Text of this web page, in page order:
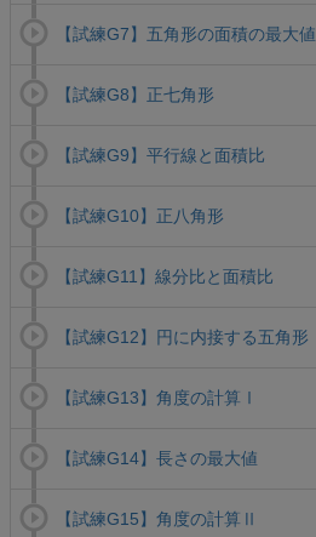
【試練G7】五角形の面積の最大値
【試練G8】正七角形
【試練G9】平行線と面積比
【試練G10】正八角形
【試練G11】線分比と面積比
【試練G12】円に内接する五角形
【試練G13】角度の計算Ⅰ
【試練G14】長さの最大値
【試練G15】角度の計算Ⅱ